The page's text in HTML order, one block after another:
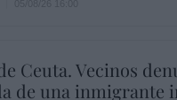
Ceuta. Vecinos
de una inmigrante